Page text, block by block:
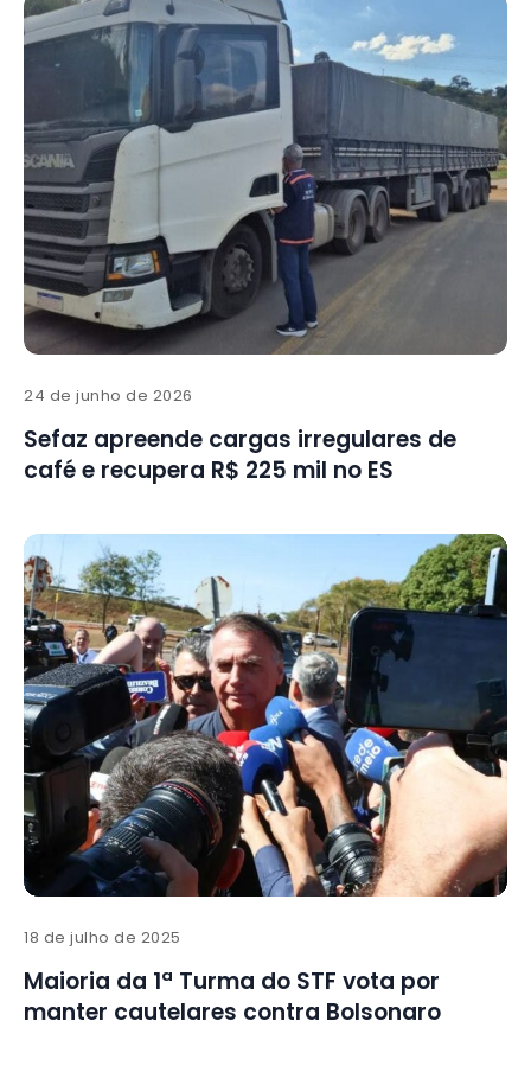
24 de junho de 2026
Sefaz apreende cargas irregulares de
café e recupera R$ 225 mil no ES
18 de julho de 2025
Maioria da 1ª Turma do STF vota por
manter cautelares contra Bolsonaro